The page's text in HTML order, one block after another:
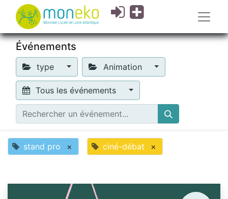
Événements
type Animation
Tous les événements
stand pro × ciné-débat ×